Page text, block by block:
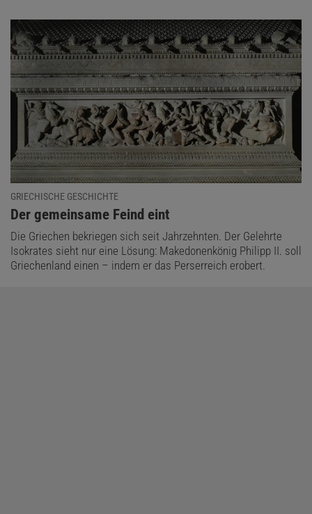
GRIECHISCHE GESCHICHTE
:
Der gemeinsame Feind eint
Die Griechen bekriegen sich seit Jahrzehnten. Der Gelehrte
Isokrates sieht nur eine Lösung: Makedonenkönig Philipp II. soll
Griechenland einen – indem er das Perserreich erobert.